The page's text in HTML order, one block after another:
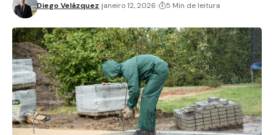
Diego Velázquez janeiro 12, 2026 5 Min de leitura